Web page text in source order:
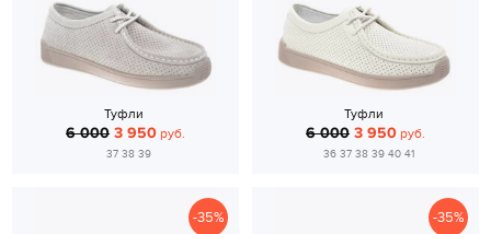
Туфли
6 000 3 950 руб.
37 38 39
Туфли
6 000 3 950 руб.
36 37 38 39 40 41
-35% -35%